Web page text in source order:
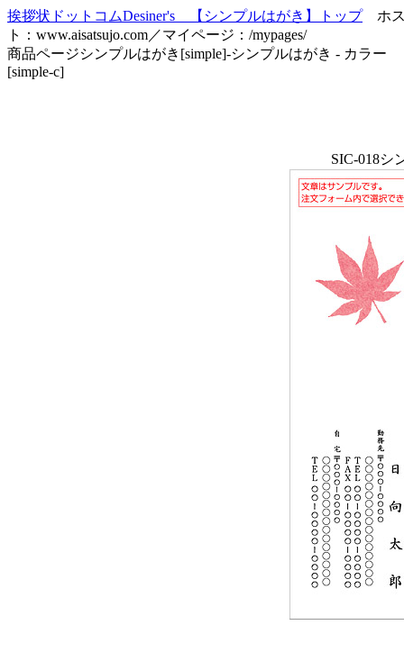
挨拶状ドットコムDesiner's 【シンプルはがき】トップホ
ト：www.aisatsujo.com／マイページ：/mypages/
商品ページシンプルはがき[simple]-シンプルはがき - カラー
[simple-c]
SIC-018